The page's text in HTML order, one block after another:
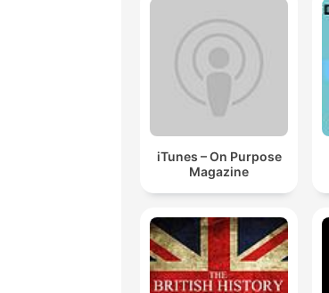
iTunes – On Purpose
Magazine